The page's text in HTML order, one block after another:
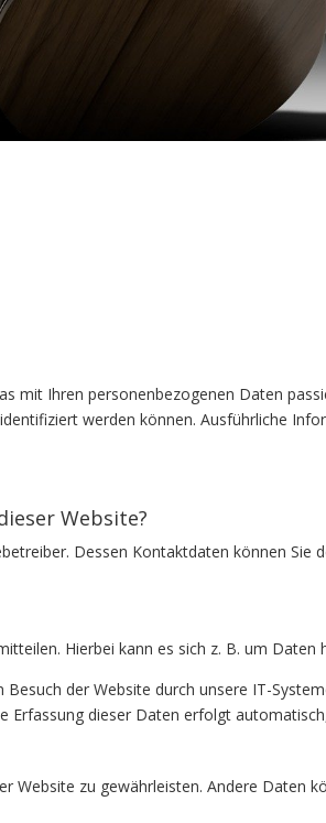
mit Ihren personenbezogenen Daten
werden können. Ausführliche
Website?
Dessen Kontaktdaten können Sie
Hierbei kann es sich z. B. um
der Website durch unsere IT-
dieser Daten erfolgt
Website zu gewährleisten. Andere Daten